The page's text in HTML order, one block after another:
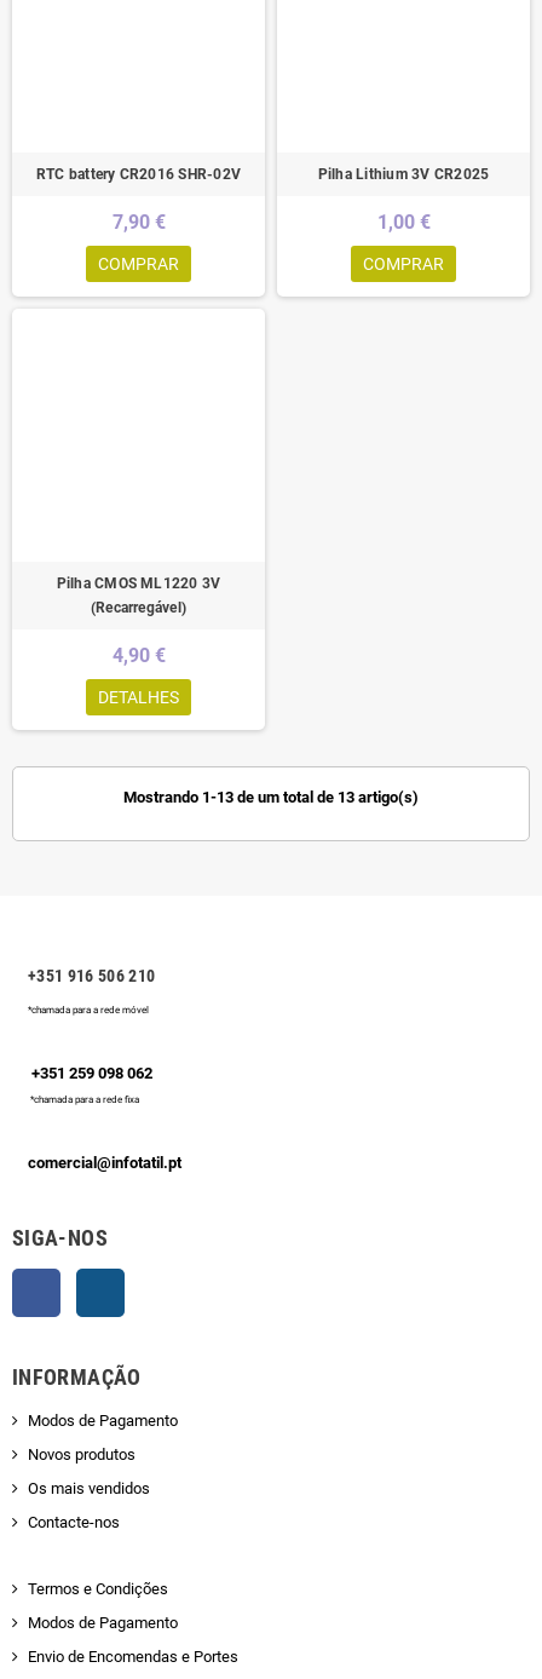
RTC battery CR2016 SHR-02V
7,90 €
COMPRAR
Pilha Lithium 3V CR2025
1,00 €
COMPRAR
Pilha CMOS ML1220 3V
(Recarregável)
4,90 €
DETALHES
Mostrando 1-13 de um total de 13 artigo(s)
+351 916 506 210
*chamada para a rede móvel
+351 259 098 062
*chamada para a rede fixa
comercial@infotatil.pt
SIGA-NOS
Facebook
INFORMAÇÃO
Modos de Pagamento
Novos produtos
Os mais vendidos
Contacte-nos
Termos e Condições
Modos de Pagamento
Envio de Encomendas e Portes